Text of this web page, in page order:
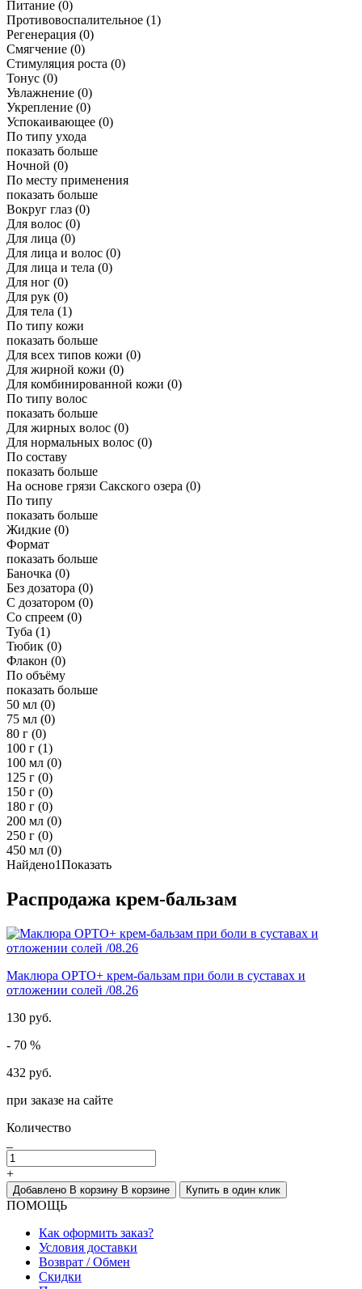
Питание (0)
Противовоспалительное (1)
Регенерация (0)
Смягчение (0)
Стимуляция роста (0)
Тонус (0)
Увлажнение (0)
Укрепление (0)
Успокаивающее (0)
По типу ухода
показать больше
Ночной (0)
По месту применения
показать больше
Вокруг глаз (0)
Для волос (0)
Для лица (0)
Для лица и волос (0)
Для лица и тела (0)
Для ног (0)
Для рук (0)
Для тела (1)
По типу кожи
показать больше
Для всех типов кожи (0)
Для жирной кожи (0)
Для комбинированной кожи (0)
По типу волос
показать больше
Для жирных волос (0)
Для нормальных волос (0)
По составу
показать больше
На основе грязи Сакского озера (0)
По типу
показать больше
Жидкие (0)
Формат
показать больше
Баночка (0)
Без дозатора (0)
С дозатором (0)
Со спреем (0)
Туба (1)
Тюбик (0)
Флакон (0)
По объёму
показать больше
50 мл (0)
75 мл (0)
80 г (0)
100 г (1)
100 мл (0)
125 г (0)
150 г (0)
180 г (0)
200 мл (0)
250 г (0)
450 мл (0)
Найдено1Показать
Распродажа крем-бальзам
Маклюра ОРТО+ крем-бальзам при боли в суставах и
отложении солей /08.26
130 руб.
- 70 %
432 руб.
при заказе на сайте
Количество
+
Добавлено В корзину В корзине Купить в один клик
ПОМОЩЬ
Как оформить заказ?
Условия доставки
Возврат / Обмен
Скидки